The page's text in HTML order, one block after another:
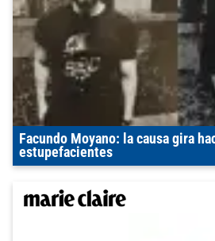
Facundo Moyano: la causa gira
estupefacientes